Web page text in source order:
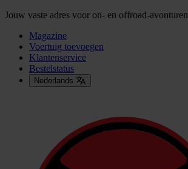
Jouw vaste adres voor on- en offroad-avonturen
Magazine
Voertuig toevoegen
Klantenservice
Bestelstatus
Nederlands